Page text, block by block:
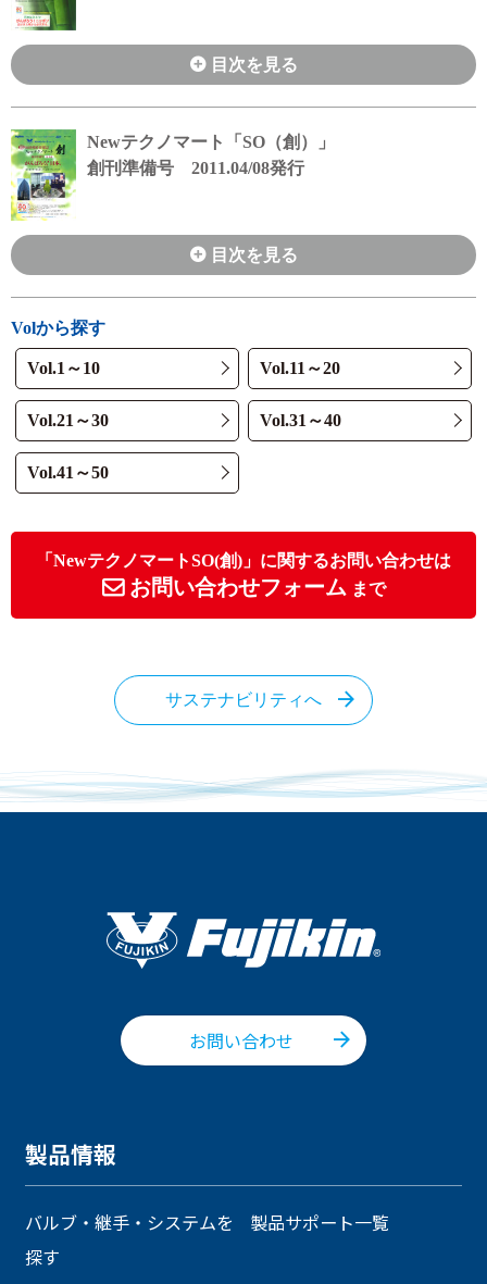
目次を見る
Newテクノマート「SO（創）」
創刊準備号 2011.04/08発行
目次を見る
Volから探す
Vol.1～10 Vol.11～20
Vol.21～30 Vol.31～40
Vol.41～50
「NewテクノマートSO(創)」に関するお問い合わせは
お問い合わせフォーム まで
サステナビリティへ
お問い合わせ
製品情報
バルブ・継手・システムを
探す
製品サポート一覧